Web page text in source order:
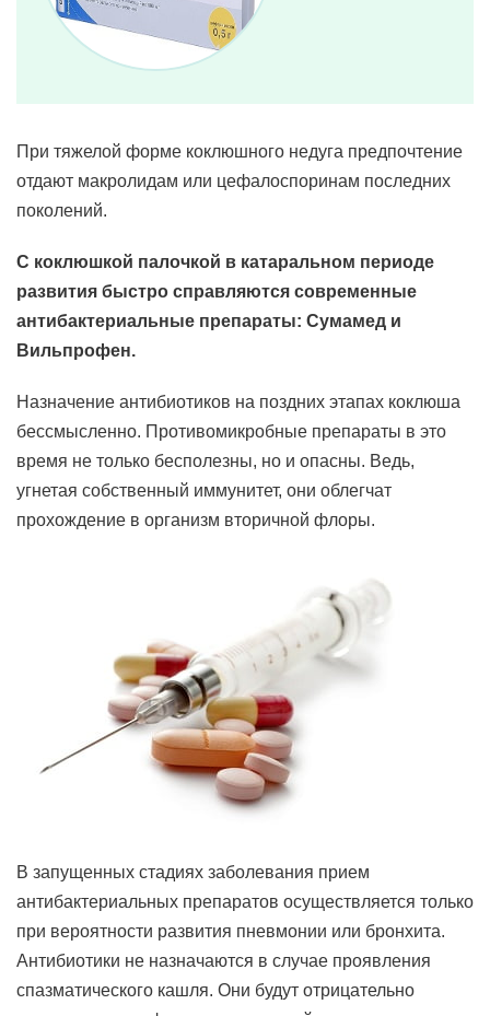
При тяжелой форме коклюшного недуга предпочтение
отдают макролидам или цефалоспоринам последних
поколений.
С коклюшкой палочкой в катаральном периоде
развития быстро справляются современные
антибактериальные препараты: Сумамед и
Вильпрофен.
Назначение антибиотиков на поздних этапах коклюша
бессмысленно. Противомикробные препараты в это
время не только бесполезны, но и опасны. Ведь,
угнетая собственный иммунитет, они облегчат
прохождение в организм вторичной флоры.
В запущенных стадиях заболевания прием
антибактериальных препаратов осуществляется только
при вероятности развития пневмонии или бронхита.
Антибиотики не назначаются в случае проявления
спазматического кашля. Они будут отрицательно